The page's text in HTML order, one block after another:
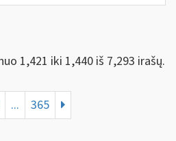
1,421 iki 1,440 iš 7,293 irašų.
... 365